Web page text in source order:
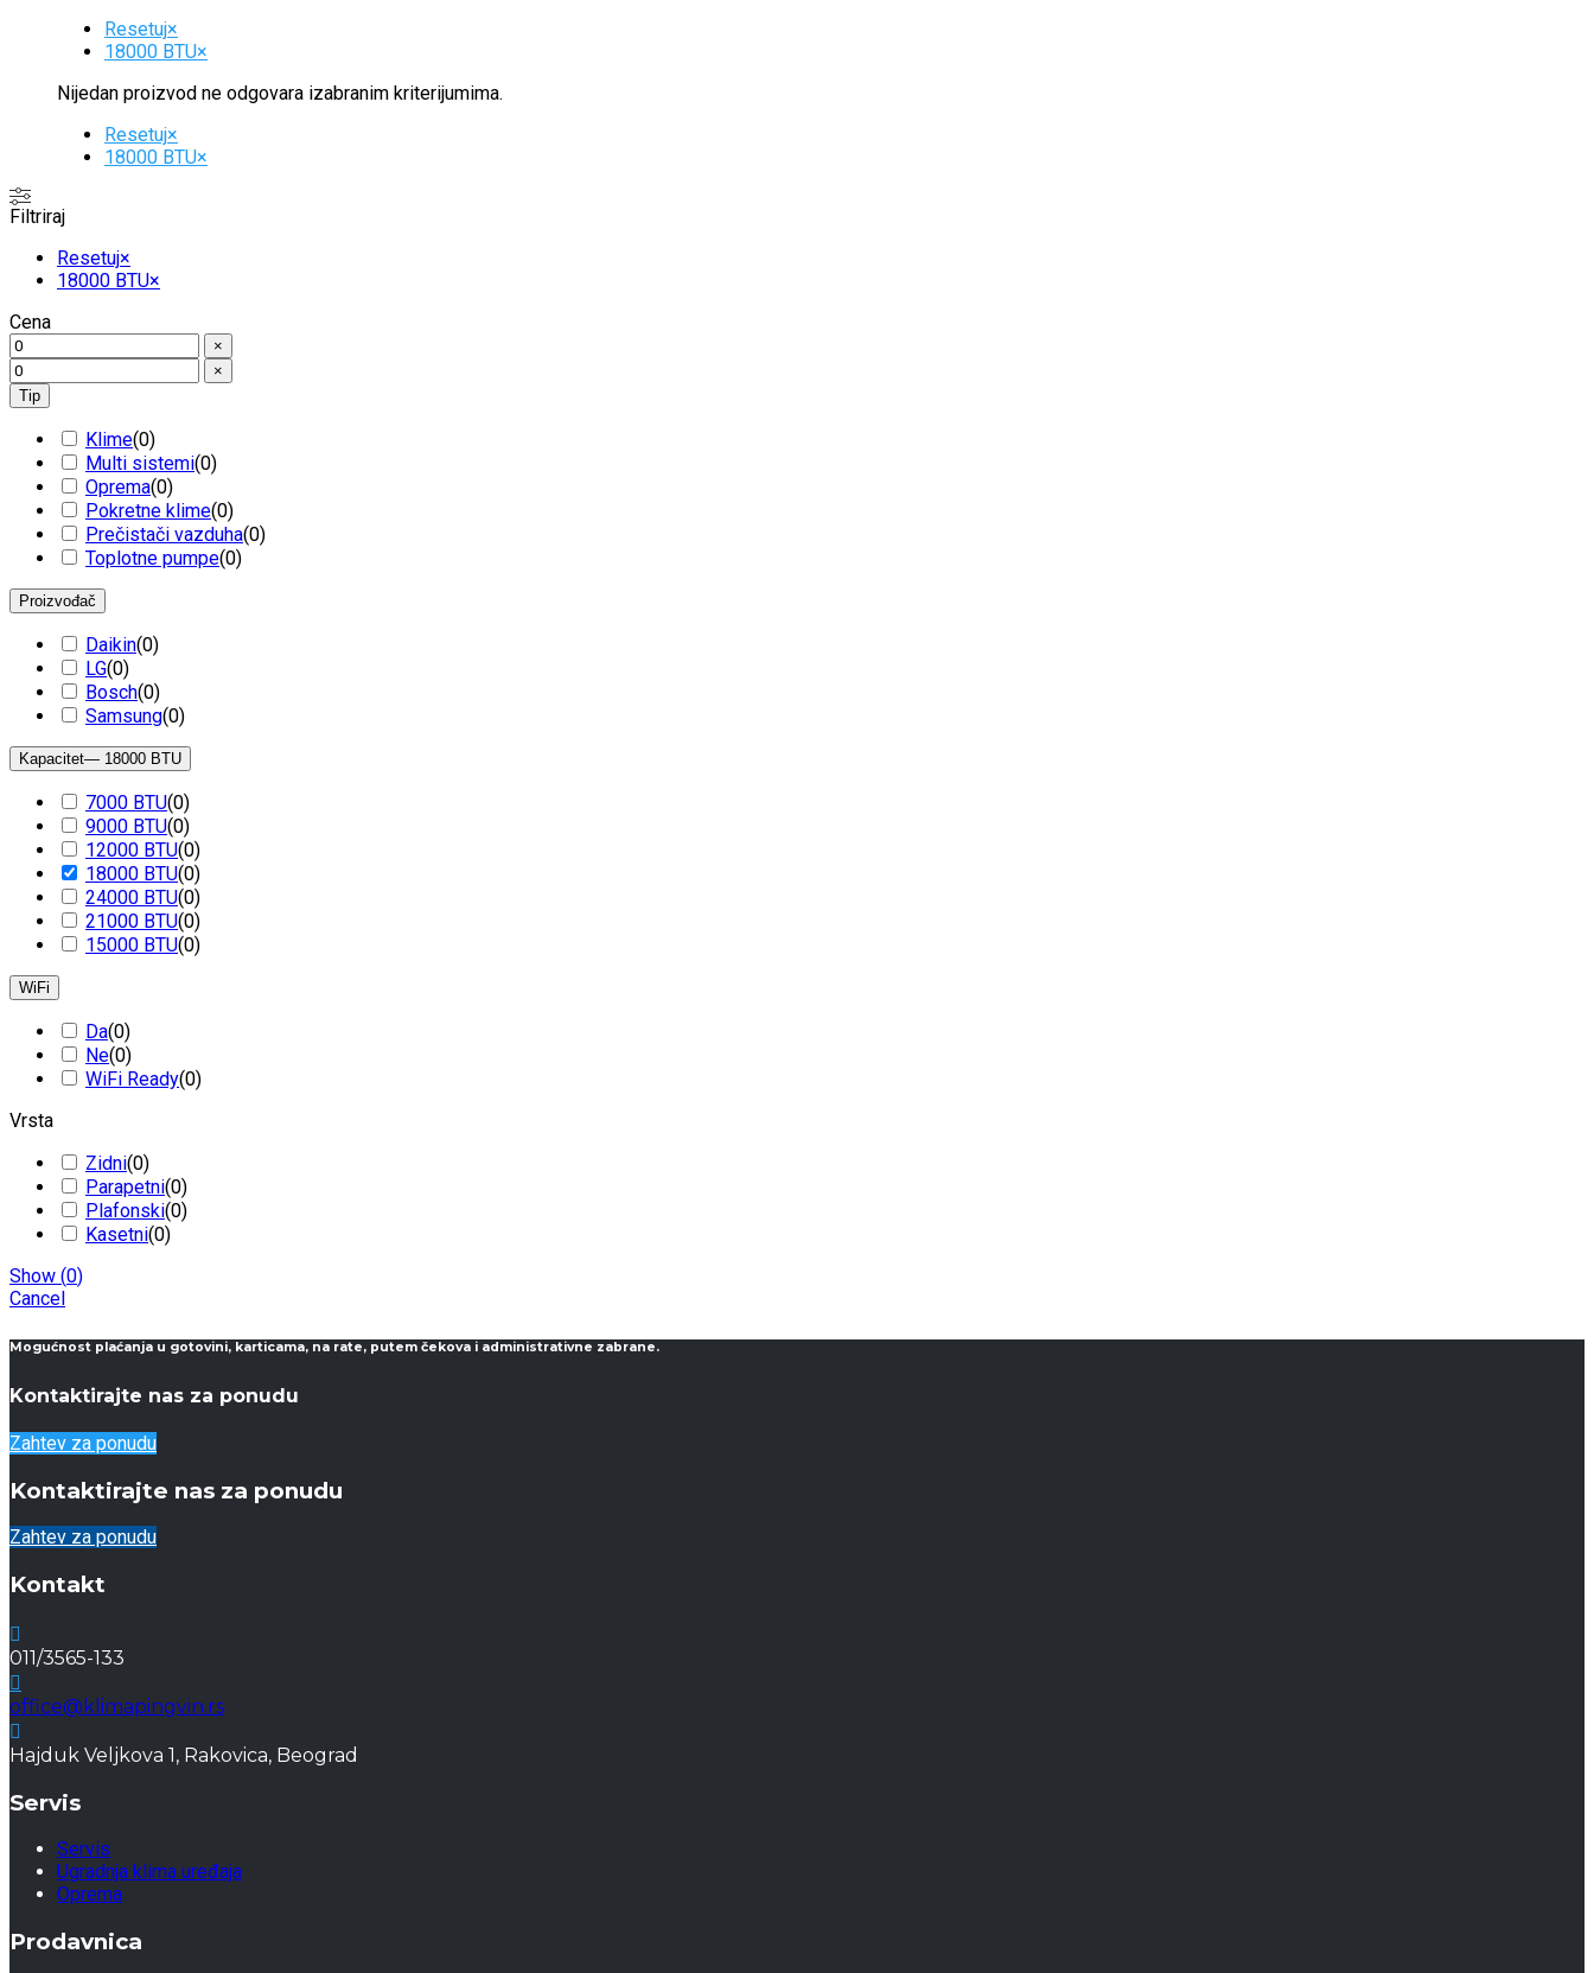
Resetuj×
18000 BTU×
Nijedan proizvod ne odgovara izabranim kriterijumima.
Resetuj×
18000 BTU×
Filtriraj
Resetuj×
18000 BTU×
Cena
×
×
Tip
Klime(0)
Multi sistemi(0)
Oprema(0)
Pokretne klime(0)
Prečistači vazduha(0)
Toplotne pumpe(0)
Proizvođač
Daikin(0)
LG(0)
Bosch(0)
Samsung(0)
Kapacitet— 18000 BTU
7000 BTU(0)
9000 BTU(0)
12000 BTU(0)
18000 BTU(0)
24000 BTU(0)
21000 BTU(0)
15000 BTU(0)
WiFi
Da(0)
Ne(0)
WiFi Ready(0)
Vrsta
Zidni(0)
Parapetni(0)
Plafonski(0)
Kasetni(0)
Show (0)
Cancel
Mogućnost plaćanja u gotovini, karticama, na rate, putem čekova i administrativne zabrane.
Kontaktirajte nas za ponudu
Zahtev za ponudu
Kontaktirajte nas za ponudu
Zahtev za ponudu
Kontakt
011/3565-133
office@klimapingvin.rs
Hajduk Veljkova 1, Rakovica, Beograd
Servis
Servis
Ugradnja klima uređaja
Oprema
Prodavnica